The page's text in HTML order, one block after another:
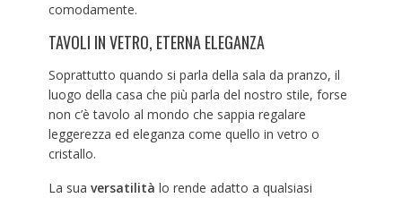
comodamente.
TAVOLI IN VETRO, ETERNA ELEGANZA
Soprattutto quando si parla della sala da pranzo, il
luogo della casa che più parla del nostro stile, forse
non c’è tavolo al mondo che sappia regalare
leggerezza ed eleganza come quello in vetro o
cristallo.
La sua versatilità lo rende adatto a qualsiasi